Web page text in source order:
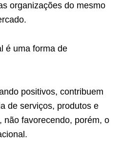
organizações do mesmo
é uma forma de
positivos, contribuem
de serviços, produtos e
não favorecendo, porém, o